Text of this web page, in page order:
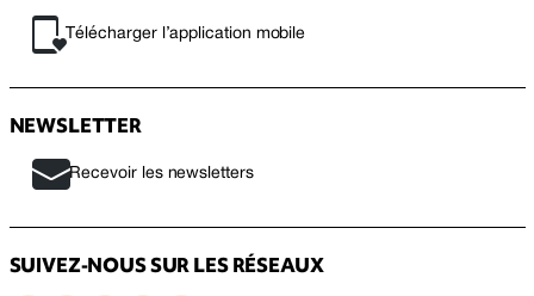
Télécharger l’application mobile
NEWSLETTER
Recevoir les newsletters
SUIVEZ-NOUS SUR LES RÉSEAUX